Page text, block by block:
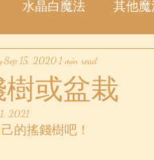
水晶白魔法 其他
魔法粉 塔羅占卜
或盆栽
Sep 15, 2020 1 min read
2021
的搖錢樹吧！